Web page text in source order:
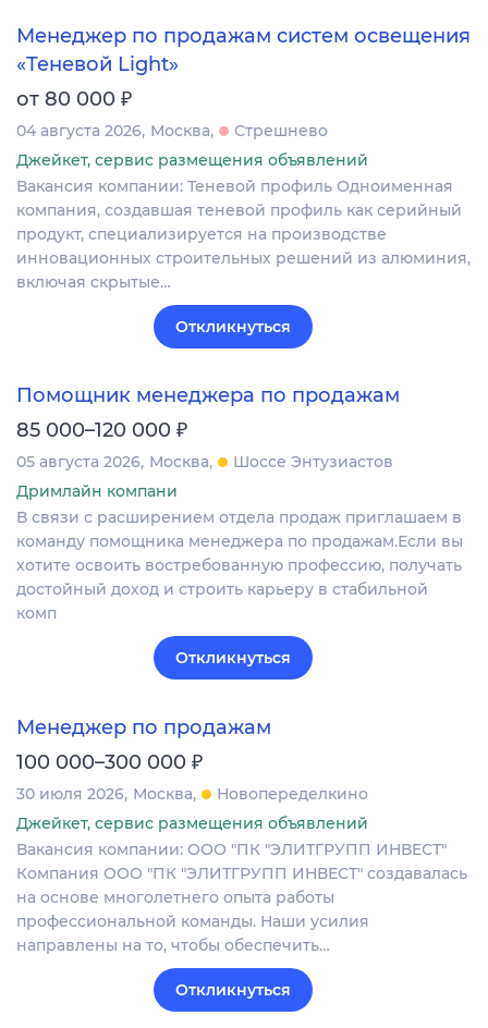
Менеджер по продажам систем освещения
«Теневой Light»
от 80 000 ₽
04 августа 2026 Москва
Стрешнево
Джейкет, сервис размещения объявлений
Вакансия компании: Теневой профиль Одноименная
компания, создавшая теневой профиль как серийный
продукт, специализируется на производстве
инновационных строительных решений из алюминия,
включая скрытые…
Откликнуться
Помощник менеджера по продажам
85 000–120 000 ₽
05 августа 2026 Москва
Шоссе Энтузиастов
Дримлайн компани
В связи с расширением отдела продаж приглашаем в
команду помощника менеджера по продажам.Если вы
хотите освоить востребованную профессию, получать
достойный доход и строить карьеру в стабильной
комп
Откликнуться
Менеджер по продажам
100 000–300 000 ₽
30 июля 2026 Москва
Новопеределкино
Джейкет, сервис размещения объявлений
Вакансия компании: ООО "ПК "ЭЛИТГРУПП ИНВЕСТ"
Компания ООО "ПК "ЭЛИТГРУПП ИНВЕСТ" создавалась
на основе многолетнего опыта работы
профессиональной команды. Наши усилия
направлены на то, чтобы обеспечить…
Откликнуться